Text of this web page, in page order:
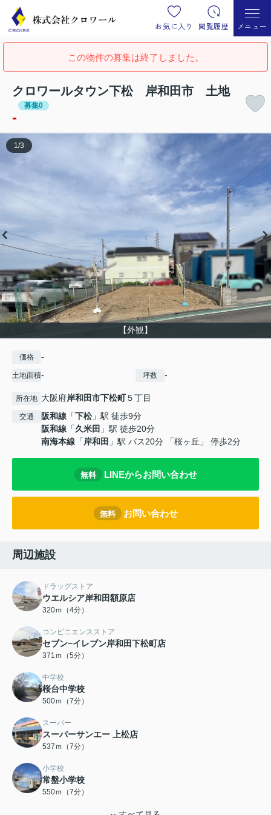
お気に入り 閲覧履歴 メニュー
この物件の募集は終了しました。
クロワールタウン下松 岸和田市 土地
募集0
-
【外観】
1 /3
価格 -
土地面積- 坪数 -
所在地 大阪府岸和田市下松町５丁目
交通 阪和線 「下松」駅 徒歩9分
阪和線 「久米田 」駅 徒歩20分
南海本線 「 岸和田 」駅 バス20分 「桜ヶ丘」 停歩2分
無料 LINEからお問い合わせ
無料 お問い合わせ
周辺施設
ドラッグストア
ウエルシア岸和田額原店
320ｍ（4分）
コンビニエンスストア
セブン−イレブン岸和田下松町店
371ｍ（5分）
中学校
桜台中学校
500ｍ（7分）
スーパー
スーパーサンエー 上松店
537ｍ（7分）
小学校
常盤小学校
550ｍ（7分）